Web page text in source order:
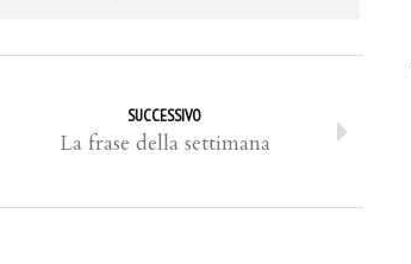
SUCCESSIVO
La frase della settimana